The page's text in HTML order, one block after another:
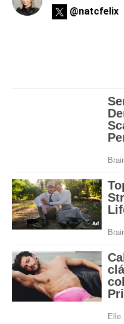
@natcfelix